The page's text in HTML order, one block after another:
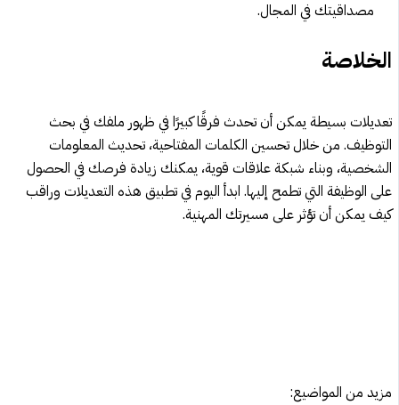
مصداقيتك في المجال.
الخلاصة
تعديلات بسيطة يمكن أن تحدث فرقًا كبيرًا في ظهور ملفك في بحث
التوظيف. من خلال تحسين الكلمات المفتاحية، تحديث المعلومات
الشخصية، وبناء شبكة علاقات قوية، يمكنك زيادة فرصك في الحصول
على الوظيفة التي تطمح إليها. ابدأ اليوم في تطبيق هذه التعديلات وراقب
كيف يمكن أن تؤثر على مسيرتك المهنية.
مزيد من المواضيع: